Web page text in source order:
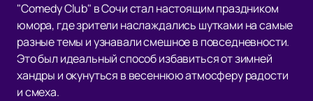
"Comedy Club" в Сочи стал настоящим праздником
юмора, где зрители наслаждались шутками на самые
разные темы и узнавали смешное в повседневности.
Это был идеальный способ избавиться от зимней
хандры и окунуться в весеннюю атмосферу радости
и смеха.